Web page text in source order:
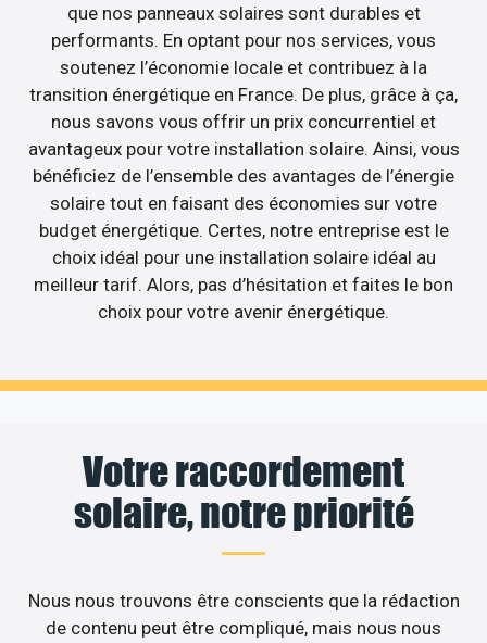
que nos panneaux solaires sont durables et
performants. En optant pour nos services, vous
soutenez l’économie locale et contribuez à la
transition énergétique en France. De plus, grâce à ça,
nous savons vous offrir un prix concurrentiel et
avantageux pour votre installation solaire. Ainsi, vous
bénéficiez de l’ensemble des avantages de l’énergie
solaire tout en faisant des économies sur votre
budget énergétique. Certes, notre entreprise est le
choix idéal pour une installation solaire idéal au
meilleur tarif. Alors, pas d’hésitation et faites le bon
choix pour votre avenir énergétique.
Votre raccordement
solaire, notre priorité
Nous nous trouvons être conscients que la rédaction
de contenu peut être compliqué, mais nous nous